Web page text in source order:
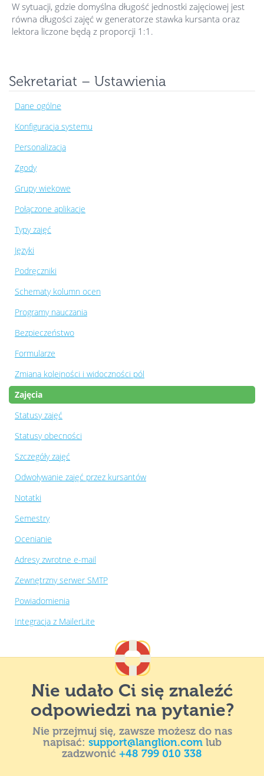
W sytuacji, gdzie domyślna długość jednostki zajęciowej jest
równa długości zajęć w generatorze stawka kursanta oraz
lektora liczone będą z proporcji 1:1.
Sekretariat – Ustawienia
Dane ogólne
Konfiguracja systemu
Personalizacja
Zgody
Grupy wiekowe
Połączone aplikacje
Typy zajęć
Języki
Podręczniki
Schematy kolumn ocen
Programy nauczania
Bezpieczeństwo
Formularze
Zmiana kolejności i widoczności pól
Zajęcia
Statusy zajęć
Statusy obecności
Szczegóły zajęć
Odwoływanie zajęć przez kursantów
Notatki
Semestry
Ocenianie
Adresy zwrotne e-mail
Zewnętrzny serwer SMTP
Powiadomienia
Integracja z MailerLite
Nie udało Ci się znaleźć
odpowiedzi na pytanie?
Nie przejmuj się, zawsze możesz do nas
napisać: support@langlion.comlub
zadzwonić +48 799 010 338